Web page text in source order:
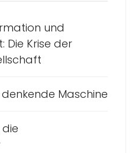
und
Die Krise der
denkende Maschine